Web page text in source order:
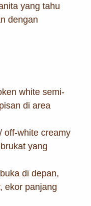
yang tahu
dengan
white semi-
di area
off-white creamy
yang
di depan,
ekor panjang